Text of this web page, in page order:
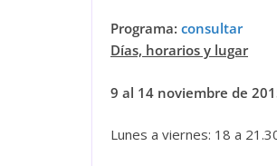
Programa: consultar
Días, horarios y lugar
9 al 14 noviembre de
Lunes a viernes: 18 a